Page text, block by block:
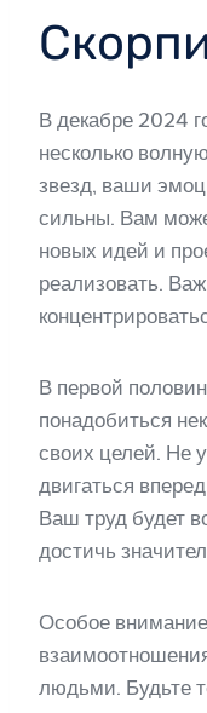
В декабре 2024
несколько
звезд, ваши
сильны. Вам
новых идей и
реализовать.
В первой
понадобиться
своих целей. Не
двигаться
Ваш труд будет
достичь
Особое
людьми. Будьте